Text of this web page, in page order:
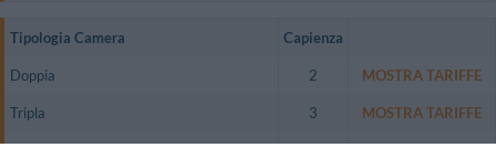
Tipologia Camera Capienza
Doppia 2 MOSTRA TARIFFE
Tripla 3 MOSTRA TARIFFE